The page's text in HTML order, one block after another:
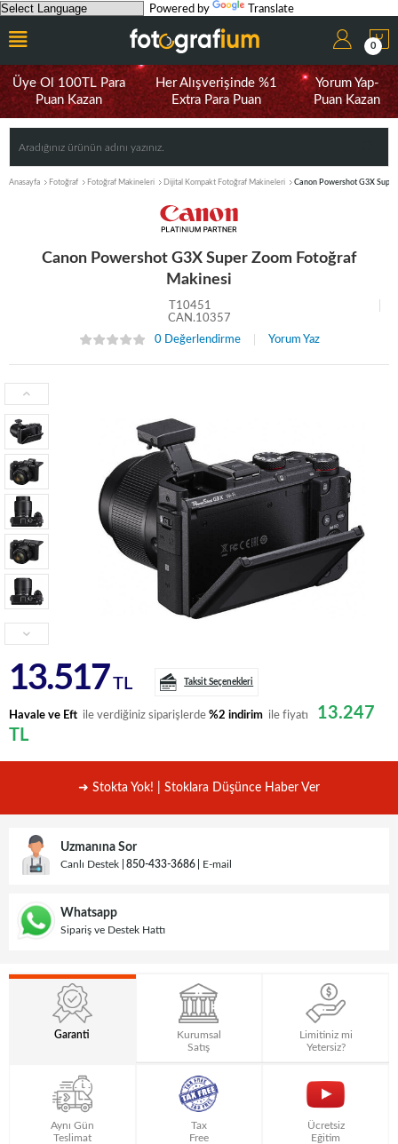
Powered by Translate
0
Üye Ol 100TL Para
Puan Kazan
Her Alışverişinde %1
Extra Para Puan
Yorum Yap-
Puan Kazan
Anasayfa Fotoğraf Fotoğraf Makineleri Dijital Kompakt Fotoğraf Makineleri Canon Powershot G3X
Canon Powershot G3X Super Zoom Fotoğraf
Makinesi
T10451
CAN.10357
0 Değerlendirme
Yorum Yaz
13.517 TL Taksit Seçenekleri
Havale ve Eft ile verdiğiniz siparişlerde %2 indirim ile fiyatı
13.247
TL
➜ Stokta Yok! | Stoklara Düşünce Haber Ver
Uzmanına Sor
Canlı Destek 850-433-3686 E-mail
Whatsapp
Sipariş ve Destek Hattı
Garanti
Kurumsal
Satış
Limitiniz mi
Yetersiz?
Aynı Gün
Teslimat
Tax
Free
Ücretsiz
Eğitim